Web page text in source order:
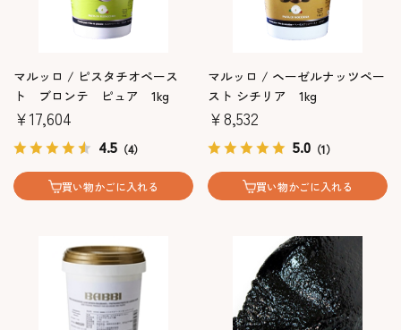
マルッロ / ピスタチオペース
ト ブロンテ ピュア 1kg
￥17,604
4.5 （4）
買い物かごに入れる
マルッロ / ヘーゼルナッツペー
スト シチリア 1kg
￥8,532
5.0 （1）
買い物かごに入れる